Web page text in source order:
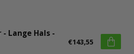
- Lange Hals -
€143,55